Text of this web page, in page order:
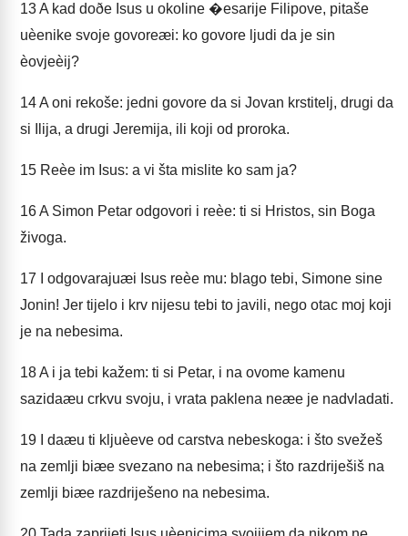
13A kad doðe Isus u okoline �esarije Filipove, pitaše
uèenike svoje govoreæi: ko govore ljudi da je sin
èovjeèij?
14A oni rekoše: jedni govore da si Jovan krstitelj, drugi da
si Ilija, a drugi Jeremija, ili koji od proroka.
15 Reèe im Isus: a vi šta mislite ko sam ja?
16A Simon Petar odgovori i reèe: ti si Hristos, sin Boga
živoga.
17 I odgovarajuæi Isus reèe mu: blago tebi, Simone sine
Jonin! Jer tijelo i krv nijesu tebi to javili, nego otac moj koji
je na nebesima.
18A i ja tebi kažem: ti si Petar, i na ovome kamenu
sazidaæu crkvu svoju, i vrata paklena neæe je nadvladati.
19 I daæu ti kljuèeve od carstva nebeskoga: i što svežeš
na zemlji biæe svezano na nebesima; i što razdriješiš na
zemlji biæe razdriješeno na nebesima.